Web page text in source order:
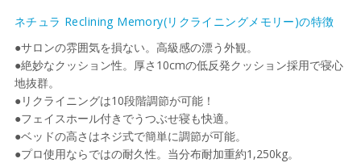
ネチュラ Reclining Memory(リクライニングメモリー)の特徴
●サロンの雰囲気を損ない。高級感の漂う外観。
●絶妙なクッション性。厚さ10cmの低反発クッション採用で寝心
地抜群。
●リクライニングは10段階調節が可能！
●フェイスホール付きでうつぶせ寝も快適。
●ベッドの高さはネジ式で簡単に調節が可能。
●プロ使用ならではの耐久性。当分布耐加重約1,250kg。